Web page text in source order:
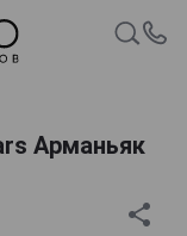
Арманьяк